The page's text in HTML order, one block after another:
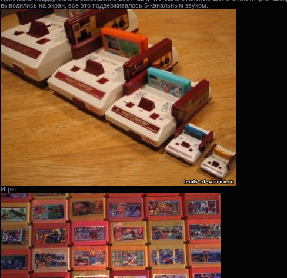
выводились на экран, все это поддерживалось 5-канальным звуком.
Игры